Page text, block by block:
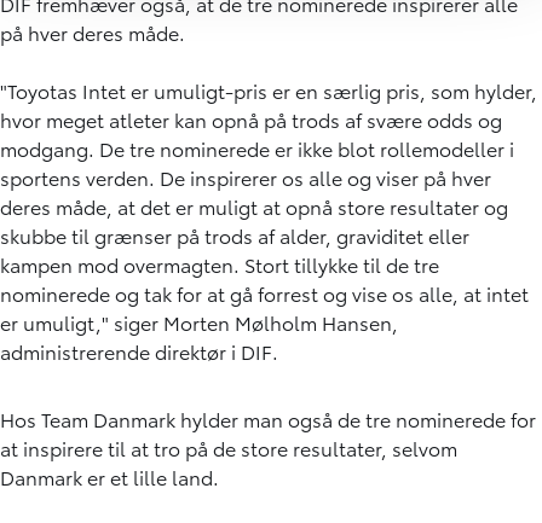
på hver deres måde.
"Toyotas Intet er umuligt-pris er en særlig pris, som hylder,
hvor meget atleter kan opnå på trods af svære odds og
modgang. De tre nominerede er ikke blot rollemodeller i
sportens verden. De inspirerer os alle og viser på hver
deres måde, at det er muligt at opnå store resultater og
skubbe til grænser på trods af alder, graviditet eller
kampen mod overmagten. Stort tillykke til de tre
nominerede og tak for at gå forrest og vise os alle, at intet
er umuligt," siger Morten Mølholm Hansen,
administrerende direktør i DIF.
Hos Team Danmark hylder man også de tre nominerede for
at inspirere til at tro på de store resultater, selvom
Danmark er et lille land.